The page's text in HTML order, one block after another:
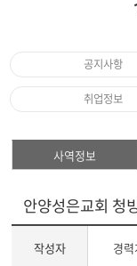
공지사항
취업정보
사역정보
안양성은교회 청
작성자 경